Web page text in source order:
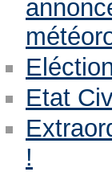
Etat
!